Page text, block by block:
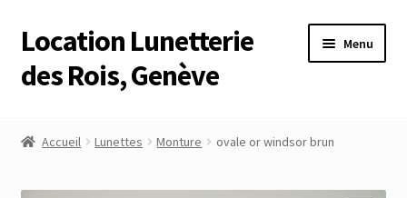
Aller
à
la
Aller
au
contenu
Location Lunetterie
des Rois, Genève
Menu
Accueil Lunettes Monture ovale or windsor brun